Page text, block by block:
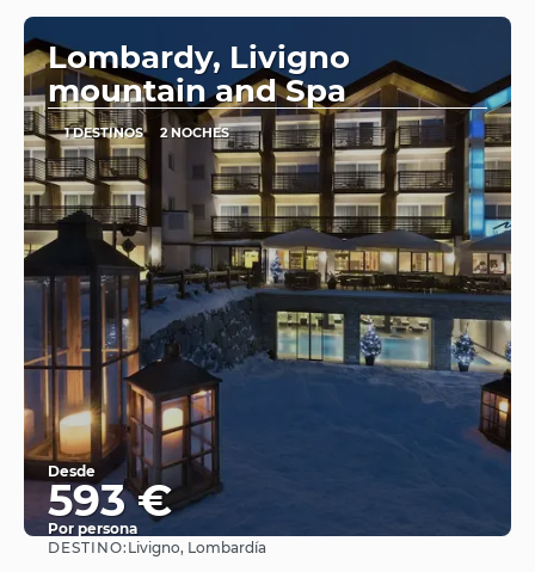
Lombardy, Livigno
mountain and Spa
1 DESTINOS 2 NOCHES
Desde
593 €
Por persona
DESTINO: Livigno, Lombardía